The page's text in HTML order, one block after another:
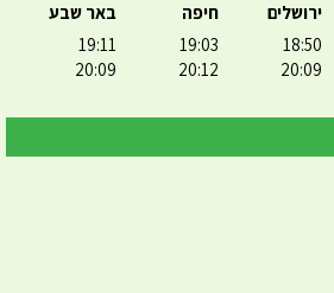
ירושלים
18:50
20:09
חיפה
19:03
20:12
באר שבע
19:11
20:09